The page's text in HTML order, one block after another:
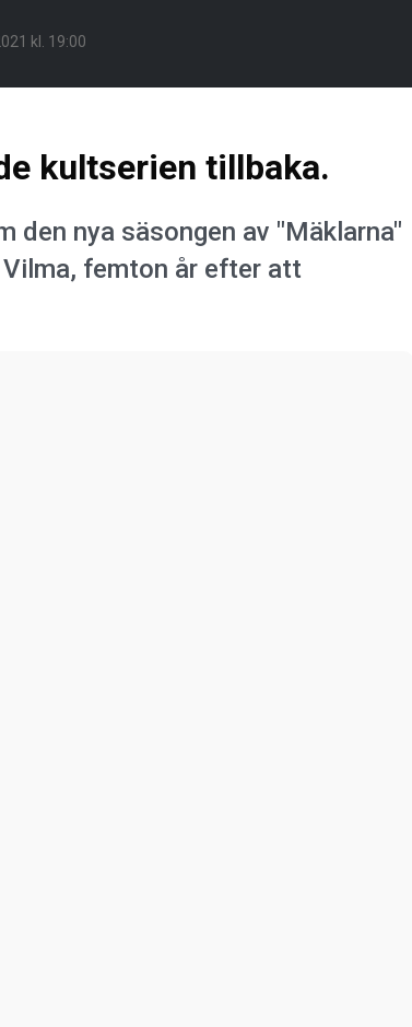
kl. 19:00
kultserien tillbaka.
den nya säsongen av "Mäklarna"
femton år efter att